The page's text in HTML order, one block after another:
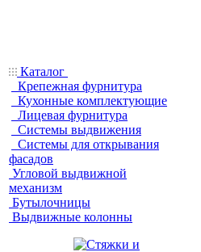
Каталог
Крепежная фурнитура
Кухонные комплектующие
Лицевая фурнитура
Системы выдвижения
Системы для открывания
фасадов
Угловой выдвижной
механизм
Бутылочницы
Выдвижные колонны